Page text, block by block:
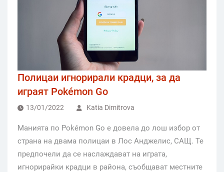
Полицаи игнорирали крадци, за да
играят Pokémon Go
13/01/2022 Katia Dimitrova
Манията по Pokémon Go е довела до лош избор от
страна на двама полицаи в Лос Анджелис, САЩ. Те
предпочели да се наслаждават на играта,
игнорирайки крадци в района, съобщават местните